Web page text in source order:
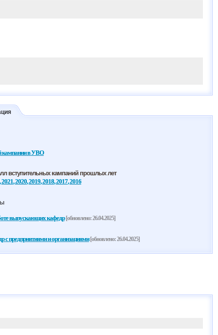
кампании в УВО
вступительных кампаний прошлых лет
2021,2020,2019,2018,2017,2016
выпускающих кафедр[обновлено: 26.04.2025]
предприятиями и организациями[обновлено: 26.04.2025]